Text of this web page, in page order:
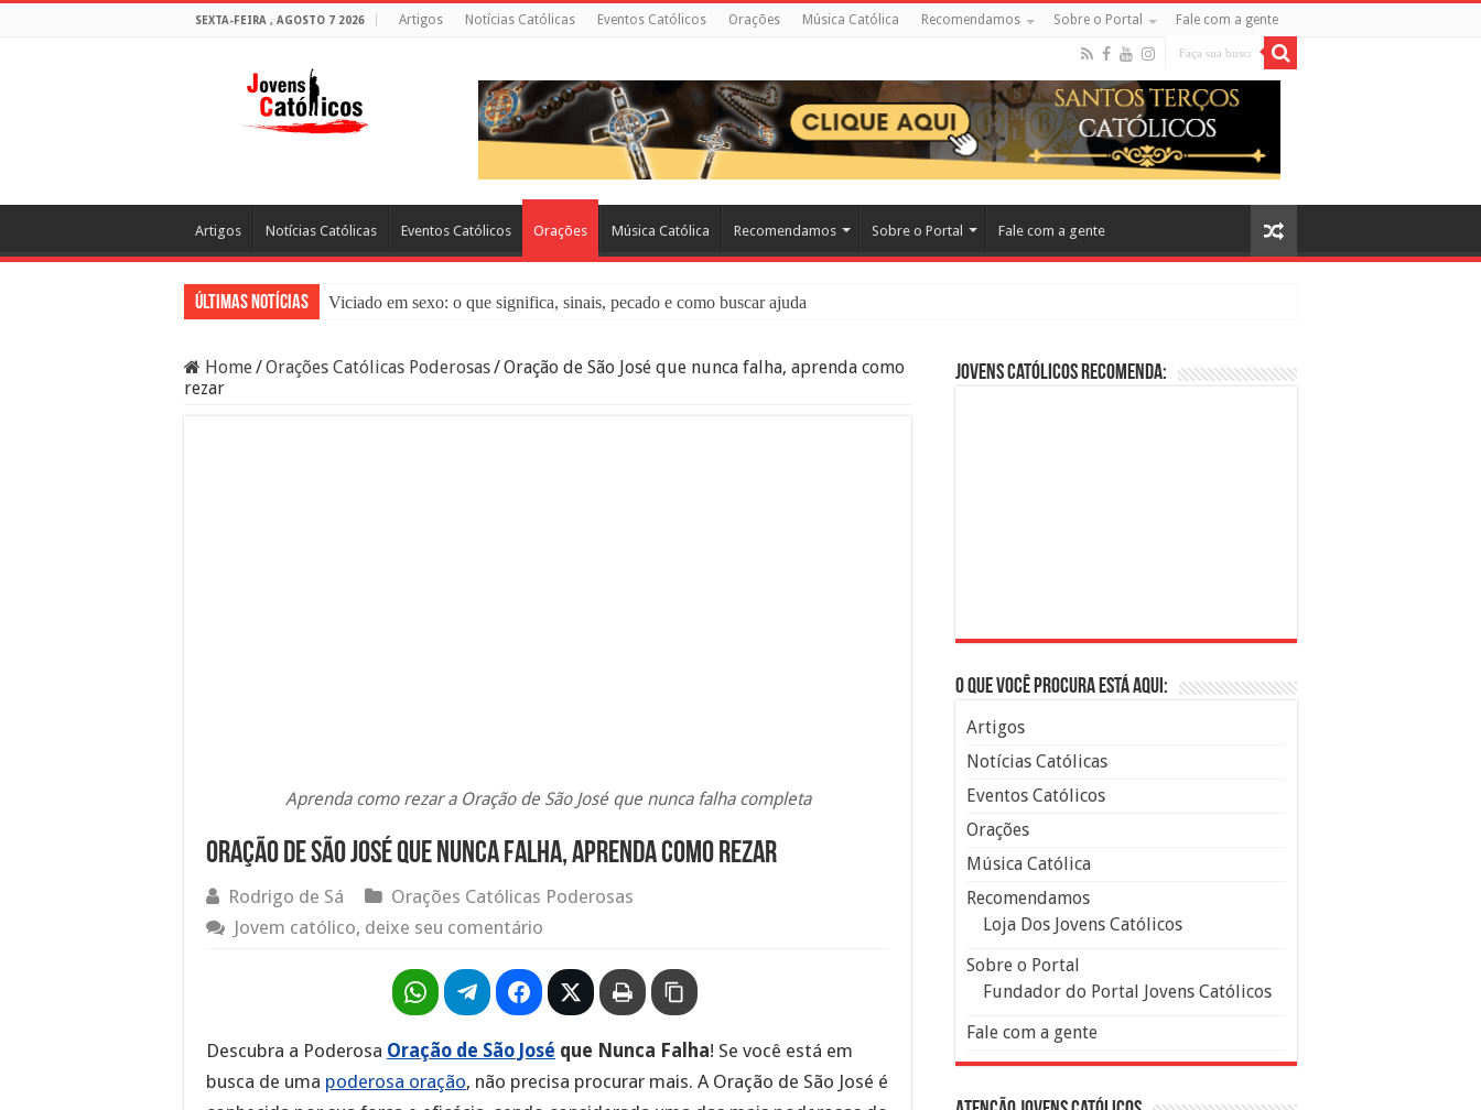
SEXTA-FEIRA , AGOSTO 7 2026 Artigos Notícias Católicas Eventos Católicos Orações Música Católica Recomendamos Sobre o Portal Fale com a gente
Artigos Notícias Católicas Eventos Católicos Orações Música Católica Recomendamos Sobre o Portal Fale com a gente
Últimas Notícias
Viciado em sexo: o que significa, sinais, pecado e como buscar ajuda
Filme Sagrado Coração – Seu Reino Não Terá Fim: O Documentário Que Vai Tocar os Católicos no Cinema
Home/Orações Católicas Poderosas/Oração de São José que nunca falha, aprenda como
rezar
Aprenda como rezar a Oração de São José que nunca falha completa
Oração de São José que nunca falha, aprenda como rezar
Rodrigo de Sá
Orações Católicas Poderosas
Jovem católico, deixe seu comentário
Descubra a Poderosa Oração de São José que Nunca Falha! Se você está em
busca de uma poderosa oração, não precisa procurar mais. A Oração de São José é
Jovens Católicos Recomenda:
O que você procura está aqui:
Artigos
Notícias Católicas
Eventos Católicos
Orações
Música Católica
Recomendamos
Loja Dos Jovens Católicos
Sobre o Portal
Fundador do Portal Jovens Católicos
Fale com a gente